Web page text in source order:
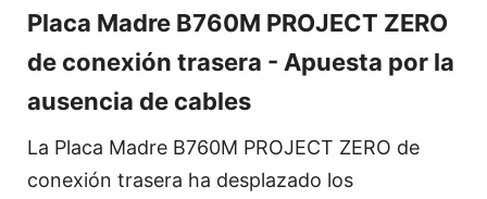
Placa Madre B760M PROJECT ZERO
de conexión trasera - Apuesta por la
ausencia de cables
La Placa Madre B760M PROJECT ZERO de
conexión trasera ha desplazado los